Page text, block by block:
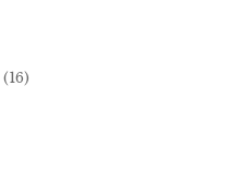
(16)